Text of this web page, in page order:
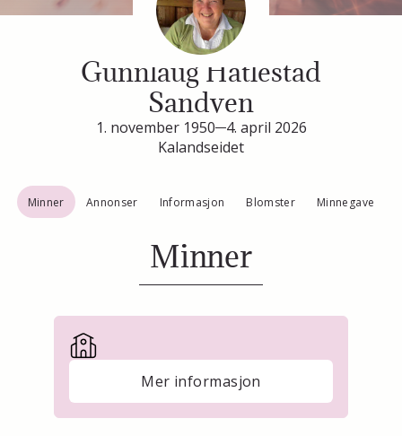
Minneside for
Gunnlaug Hatlestad
Sandven
1. november 1950 4. april 2026
Kalandseidet
Minner Annonser Informasjon Blomster Minnegave
Minner
Mer informasjon